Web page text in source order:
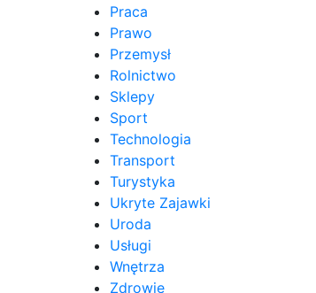
Praca
Prawo
Przemysł
Rolnictwo
Sklepy
Sport
Technologia
Transport
Turystyka
Ukryte Zajawki
Uroda
Usługi
Wnętrza
Zdrowie